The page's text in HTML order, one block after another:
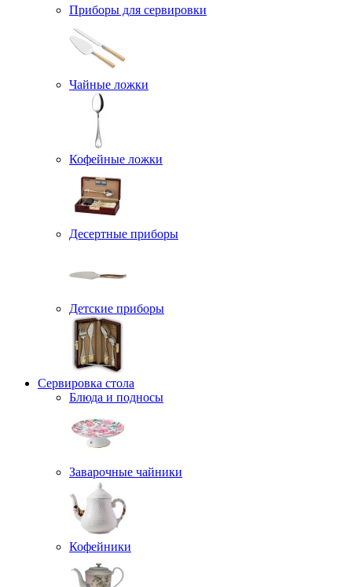
Приборы для сервировки
Чайные ложки
Кофейные ложки
Десертные приборы
Детские приборы
Сервировка стола
Блюда и подносы
Заварочные чайники
Кофейники